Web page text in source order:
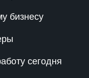
бизнесу
сегодня